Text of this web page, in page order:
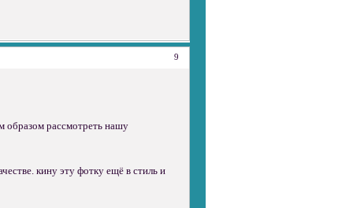
9
образом рассмотреть нашу
кину эту фотку ещё в стиль и